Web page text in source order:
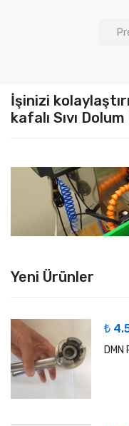
İşinizi
kafalı Sıvı
Yeni Ürünler
₺